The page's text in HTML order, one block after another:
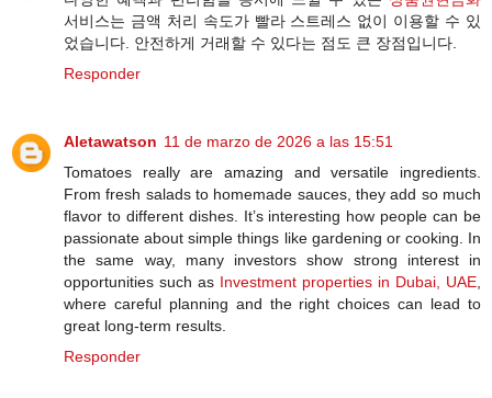
서비스는 금액 처리 속도가 빨라 스트레스 없이 이용할 수 있
었습니다. 안전하게 거래할 수 있다는 점도 큰 장점입니다.
Responder
Aletawatson 11 de marzo de 2026 a las 15:51
Tomatoes really are amazing and versatile ingredients.
From fresh salads to homemade sauces, they add so much
flavor to different dishes. It’s interesting how people can be
passionate about simple things like gardening or cooking. In
the same way, many investors show strong interest in
opportunities such as Investment properties in Dubai, UAE
where careful planning and the right choices can lead to
great long-term results.
Responder